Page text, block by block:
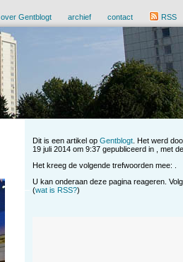
over Gentblogt archief contact RSS
Dit is een artikel op Gentblogt . Het werd
19 juli 2014 om 9:37 gepubliceerd in , met
Het kreeg de volgende trefwoorden mee: .
U kan onderaan deze pagina reageren.
(wat is RSS?)